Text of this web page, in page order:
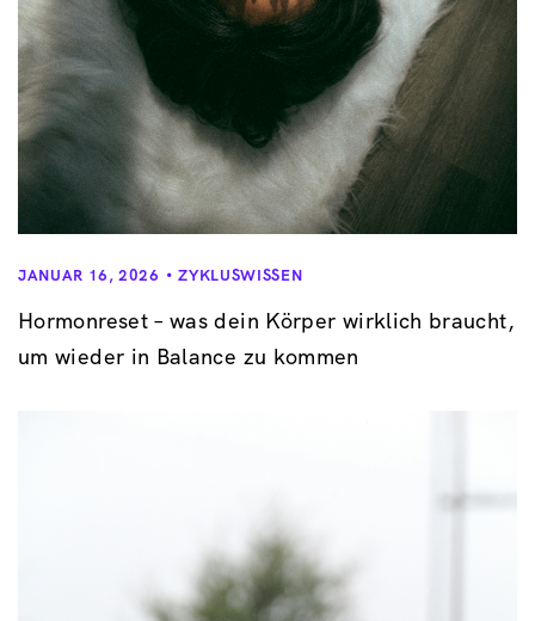
JANUAR 16, 2026 ZYKLUSWISSEN
Hormonreset – was dein Körper wirklich braucht,
um wieder in Balance zu kommen